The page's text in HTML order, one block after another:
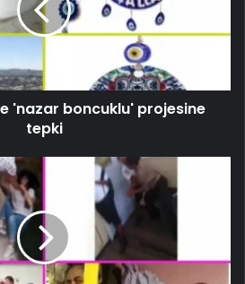
'nazar boncuklu' projesine
tepki